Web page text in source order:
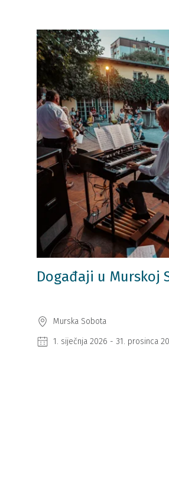
Događaji u Murskoj
Murska Sobota
1. siječnja 2026 - 31. prosinca